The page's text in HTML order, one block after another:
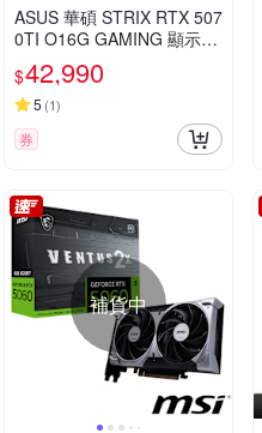
ASUS 華碩 STRIX RTX 507
0TI O16G GAMING 顯示卡
RTX5070Ti
$42,990
5 (1)
券
補貨中